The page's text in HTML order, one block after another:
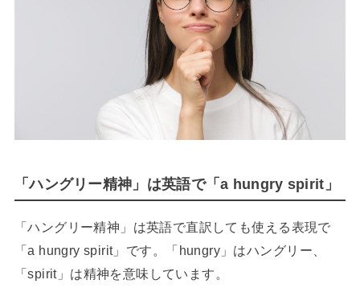
「ハングリー精神」は英語で「a hungry spirit」
「ハングリー精神」は英語で直訳しても使える表現で
「a hungry spirit」です。「hungry」はハングリー、
「spirit」は精神を意味しています。